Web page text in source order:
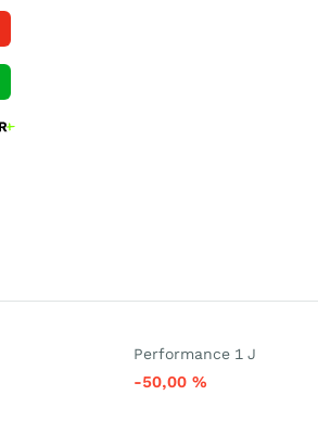
Performance 1 J
-50,00 %